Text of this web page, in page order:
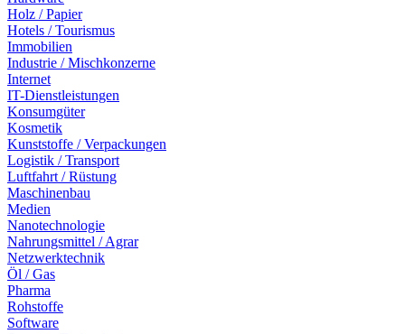
Holz / Papier
Hotels / Tourismus
Immobilien
Industrie / Mischkonzerne
Internet
IT-Dienstleistungen
Konsumgüter
Kosmetik
Kunststoffe / Verpackungen
Logistik / Transport
Luftfahrt / Rüstung
Maschinenbau
Medien
Nanotechnologie
Nahrungsmittel / Agrar
Netzwerktechnik
Öl / Gas
Pharma
Rohstoffe
Software